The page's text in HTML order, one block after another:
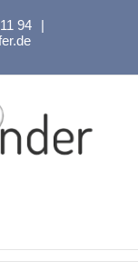
94
|